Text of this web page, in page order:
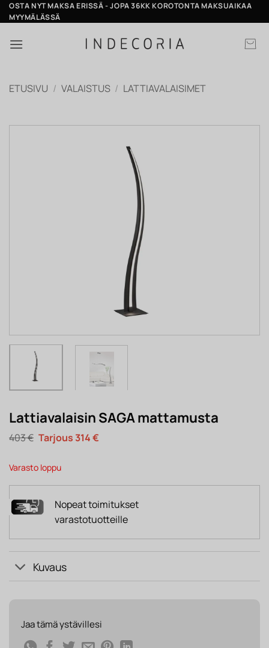
Skip
to
OSTA NYT MAKSA ERISSÄ - JOPA 36KK KOROTONTA MAKSUAIKAA
MYYMÄLÄSSÄ
ETUSIVU / VALAISTUS / LATTIAVALAISIMET
Lattiavalaisin SAGA mattamusta
403€ Alkuperäinen
hinta
403 €.
314€Nykyinen
Varasto loppu
Nopeat toimitukset
varastotuotteille
Kuvaus
Jaa tämä ystävillesi